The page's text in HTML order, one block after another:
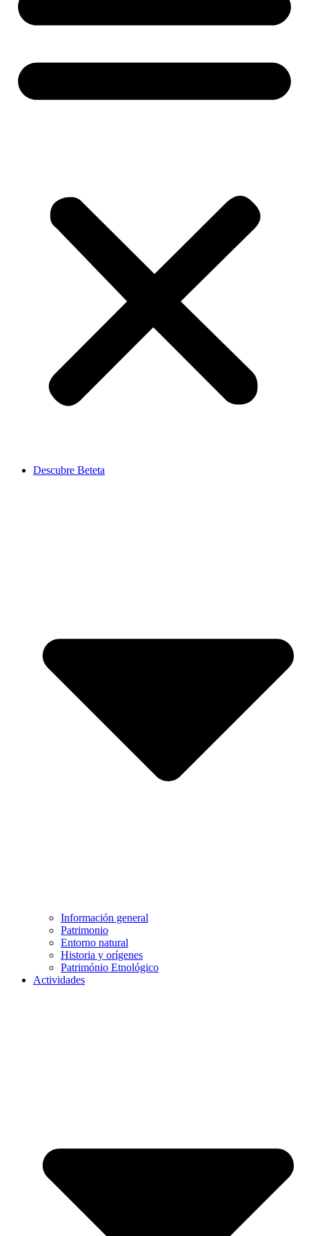
Descubre Beteta
Información general
Patrimonio
Entorno natural
Historia y orígenes
Património Etnológico
Actividades